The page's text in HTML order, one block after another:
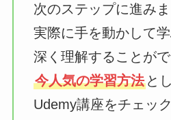
次のステップに進みま
実際に手を動かして
深く理解することがで
今人気の学習方法 と
Udemy講座をチェッ